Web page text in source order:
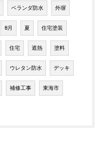
ベランダ防水 外塀
8月 夏 住宅塗装
住宅 遮熱 塗料
ウレタン防水 デッキ
補修工事 東海市